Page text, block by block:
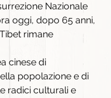
Nazionale
oggi, dopo 65 anni,
rimane
cinese di
popolazione e di
radici culturali e